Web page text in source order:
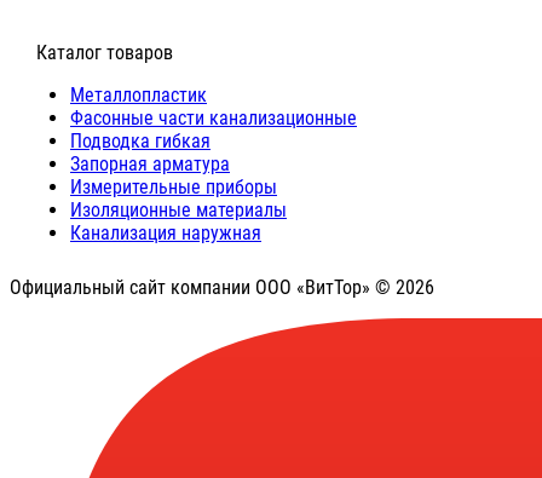
⠀Каталог товаров
Металлопластик
Фасонные части канализационные
Подводка гибкая
Запорная арматура
Измерительные приборы
Изоляционные материалы
Канализация наружная
Официальный сайт компании ООО «ВитТор» © 2026